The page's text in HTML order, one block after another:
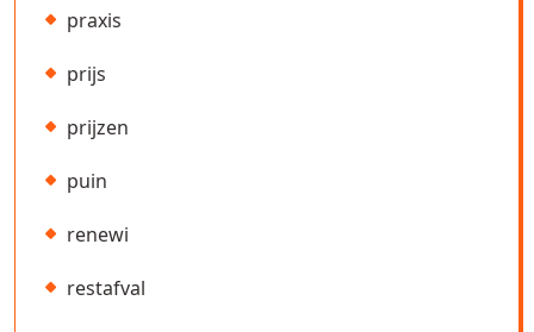
praxis
prijs
prijzen
puin
renewi
restafval